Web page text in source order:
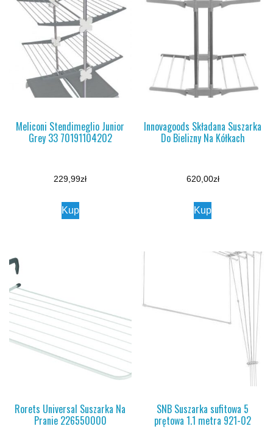
Meliconi Stendimeglio Junior
Grey 33 70191104202
229,99zł
Kup
Innovagoods Składana Suszarka
Do Bielizny Na Kółkach
620,00zł
Kup
Rorets Universal Suszarka Na
Pranie 226550000
SNB Suszarka sufitowa 5
prętowa 1.1 metra 921-02